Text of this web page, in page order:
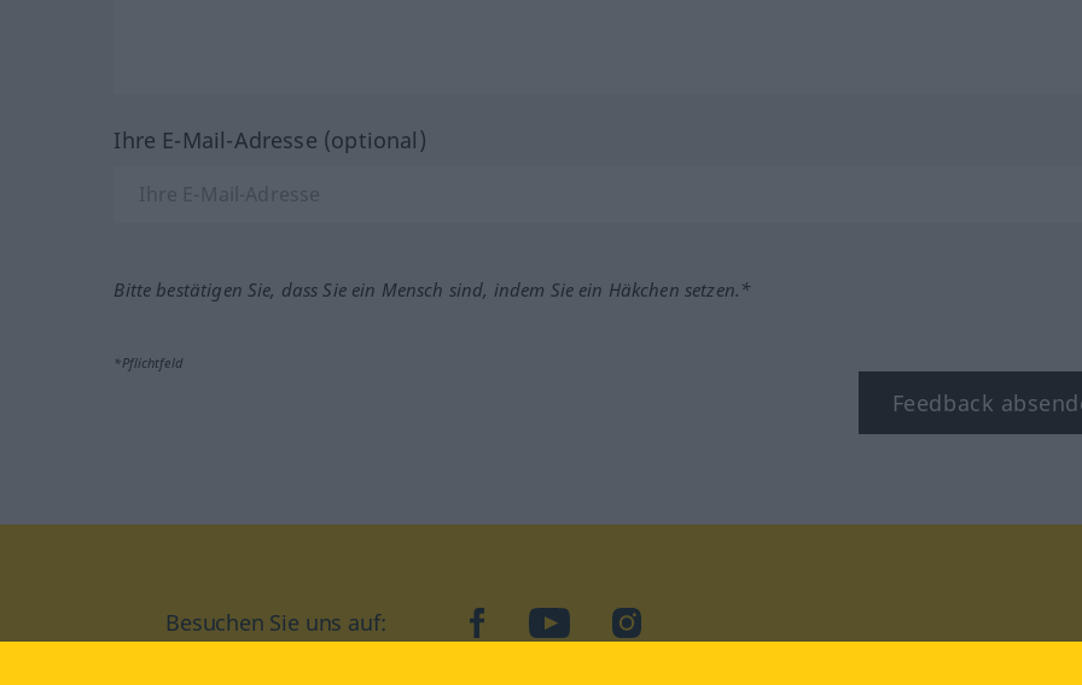
Ihre E-Mail-Adresse (optional)
Bitte bestätigen Sie, dass Sie ein Mensch sind, indem Sie ein Häkchen setzen.*
*Pflichtfeld
Feedback
Besuchen Sie uns auf: facebookYouTubeInstagram